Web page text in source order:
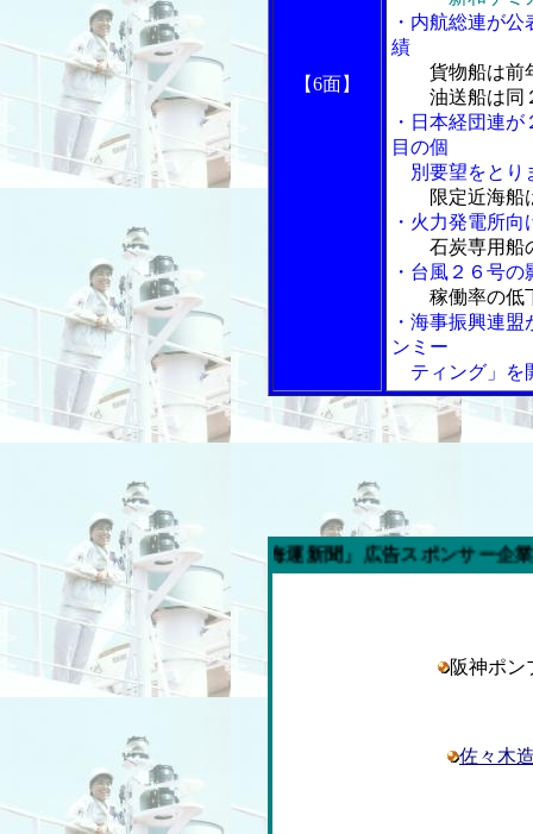
【6面】
・内航総連が
績
貨物船は前
油送船は同２
・日本経団連
目の個
別要望をとり
限定近海船
・火力発電所
石炭専用船
・台風２６号
稼働率の低
・海事振興連
ンミー
ティング」を
の「内航海運新聞」広告スポンサー企業
阪神ポ
佐々木